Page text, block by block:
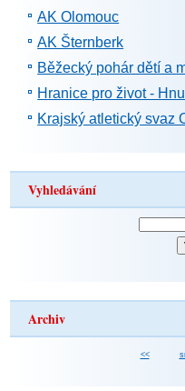
AK Olomouc
AK Šternberk
Běžecký pohár dětí a
Hranice pro život -
Krajský atletický svaz
Vyhledávání
Archiv
<<